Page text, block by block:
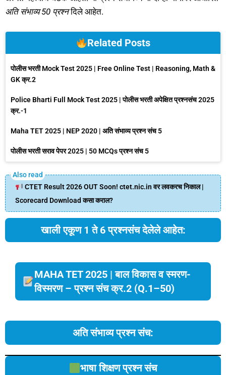
अति संभाव्य 50 प्रश्नदिले आहेत.
Related Posts
पोलीस भरती Mock Test 2025 | Free Online Test | Reasoning, Math &
GK क्र.2
Police Bharti Full Mock Test 2025 | पोलीस भरती अपेक्षित प्रश्नसंच 2025
क्र.-1
Maha TET 2025 | NEP 2020 | अति संभाव्य प्रश्न संच 5
पोलीस भरती सराव पेपर 2025 | 50 MCQs प्रश्न संच 5
CTET Result 2026 OUT Soon! ctet.nic.in वर लवकरच निकाल |
Scorecard Download कसा कराल?
खाली एकूण 1 ते 6 प्रश्नसंच देलेले आहेत:
MAHA TET 2025 | बाल विकास व स्मरण-
विस्मरण – प्रश्न संच क्र.2 (Q.1–50)
अति संभाव्य प्रश्न संच:
भाषा शिक्षण प्रश्न संच